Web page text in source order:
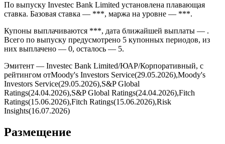
По выпуску Investec Bank Limited установлена плавающая
ставка. Базовая ставка — ***, маржа на уровне — ***.
Купоны выплачиваются ***, дата ближайшей выплаты — .
Всего по выпуску предусмотрено 5 купонных периодов, из
них выплачено — 0, осталось — 5.
Эмитент — Investec Bank Limited/ЮАР/Корпоративный, с
рейтингом отMoody's Investors Service(29.05.2026),Moody's
Investors Service(29.05.2026),S&P Global
Ratings(24.04.2026),S&P Global Ratings(24.04.2026),Fitch
Ratings(15.06.2026),Fitch Ratings(15.06.2026),Risk
Insights(16.07.2026)
Размещение